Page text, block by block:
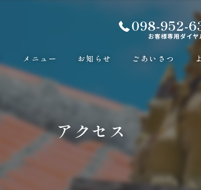
098-952-
お客様専用ダイヤ
メニュー お知らせ ごあいさつ
アクセス